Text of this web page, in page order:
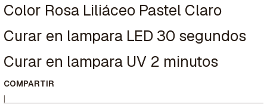
Color Rosa Liliáceo Pastel Claro
Curar en lampara LED 30 segundos
Curar en lampara UV 2 minutos
COMPARTIR
|